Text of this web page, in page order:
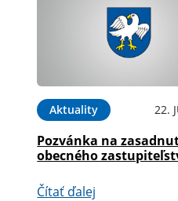
Aktuality 22.
Pozvánka na
obecného
Čítať ďalej